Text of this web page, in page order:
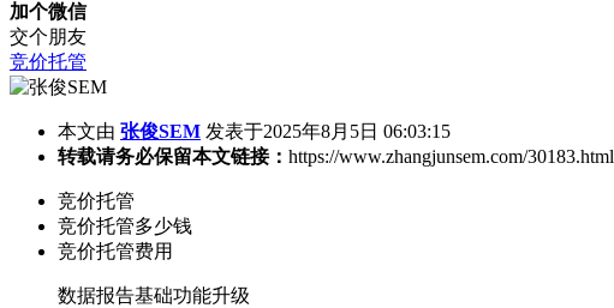
加个微信
交个朋友
竞价托管
本文由 张俊SEM 发表于2025年8月5日 06:03:15
转载请务必保留本文链接： https://www.zhangjunsem.com/30183.html
竞价托管
竞价托管多少钱
竞价托管费用
数据报告基础功能升级